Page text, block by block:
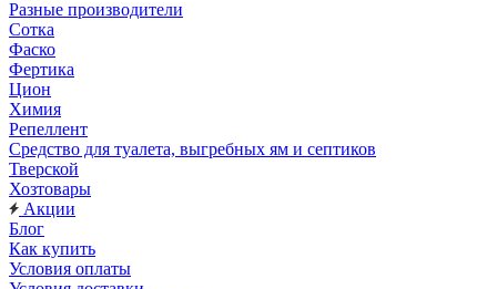
Разные производители
Сотка
Фаско
Фертика
Цион
Химия
Репеллент
Средство для туалета, выгребных ям и септиков
Тверской
Хозтовары
Акции
Блог
Как купить
Условия оплаты